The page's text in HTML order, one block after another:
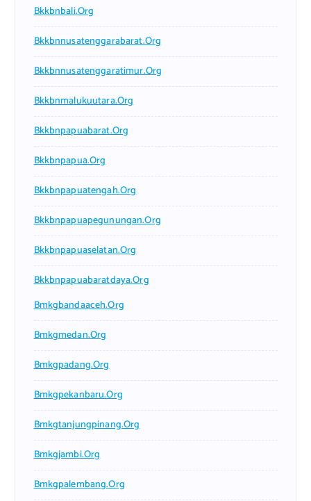
Bkkbnbali.org
Bkkbnnusatenggarabarat.org
Bkkbnnusatenggaratimur.org
Bkkbnmalukuutara.org
Bkkbnpapuabarat.org
Bkkbnpapua.org
Bkkbnpapuatengah.org
Bkkbnpapuapegunungan.org
Bkkbnpapuaselatan.org
Bkkbnpapuabaratdaya.org
Bmkgbandaaceh.org
Bmkgmedan.org
Bmkgpadang.org
Bmkgpekanbaru.org
Bmkgtanjungpinang.org
Bmkgjambi.org
Bmkgpalembang.org